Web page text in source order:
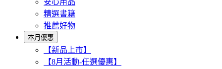
安心用品
精選書籍
推薦好物
本月優惠
【新品上市】
【8月活動-任選優惠】